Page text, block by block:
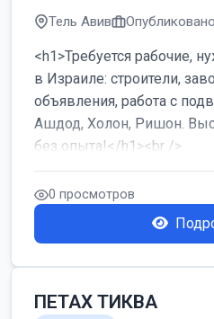
Тель Авив
<h1>Требуется рабочие,
в Израиле: строители,
объявления, работа с
Ашдод, Холон, Ришон.
без опыта!</h1><br />
...
0 просмотров
ПЕТАХ ТИКВА